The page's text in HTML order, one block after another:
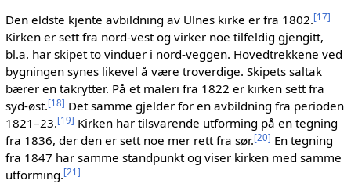
Den eldste kjente avbildning av Ulnes kirke er fra 1802.[17]
Kirken er sett fra nord-vest og virker noe tilfeldig gjengitt,
bl.a. har skipet to vinduer i nord-veggen. Hovedtrekkene ved
bygningen synes likevel å være troverdige. Skipets saltak
bærer en takrytter. På et maleri fra 1822 er kirken sett fra
syd-øst.[18] Det samme gjelder for en avbildning fra perioden
1821–23.[19] Kirken har tilsvarende utforming på en tegning
fra 1836, der den er sett noe mer rett fra sør.[20] En tegning
fra 1847 har samme standpunkt og viser kirken med samme
utforming.[21 ]